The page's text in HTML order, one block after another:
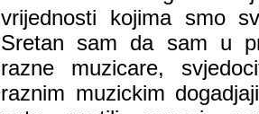
vrijednosti kojima smo
Sretan sam da sam u
muzicare, svjedociti
muzickim dogadjajima...